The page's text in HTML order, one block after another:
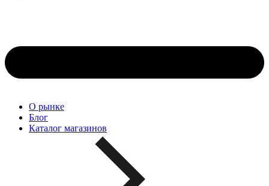
О рынке
Блог
Каталог магазинов